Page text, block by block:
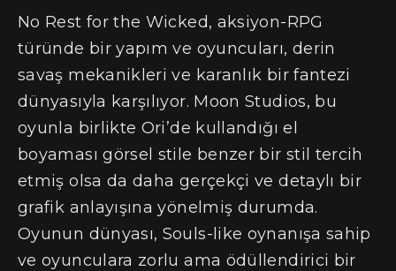
No Rest for the Wicked, aksiyon-RPG
türünde bir yapım ve oyuncuları, derin
savaş mekanikleri ve karanlık bir fantezi
dünyasıyla karşılıyor. Moon Studios, bu
oyunla birlikte Ori’de kullandığı el
boyaması görsel stile benzer bir stil tercih
etmiş olsa da daha gerçekçi ve detaylı bir
grafik anlayışına yönelmiş durumda.
Oyunun dünyası, Souls-like oynanışa sahip
ve oyunculara zorlu ama ödüllendirici bir